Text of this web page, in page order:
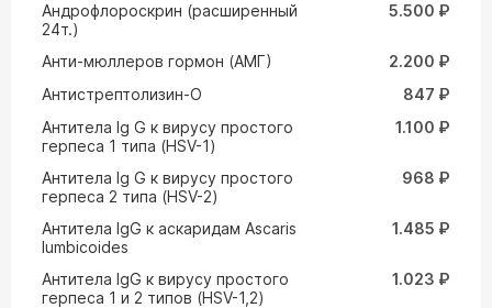
Андрофлороскрин (расширенный
24т.)
5.500 ₽
Анти-мюллеров гормон (АМГ)
2.200 ₽
Антистрептолизин-О
847 ₽
Антитела Ig G к вирусу простого
герпеса 1 типа (HSV-1)
1.100 ₽
Антитела Ig G к вирусу простого
герпеса 2 типа (HSV-2)
968 ₽
Антитела IgG к аскаридам Ascaris
lumbicoides
1.485 ₽
Антитела IgG к вирусу простого
герпеса 1 и 2 типов (HSV-1,2)
1.023 ₽